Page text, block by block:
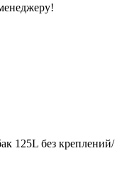
125L без креплений/